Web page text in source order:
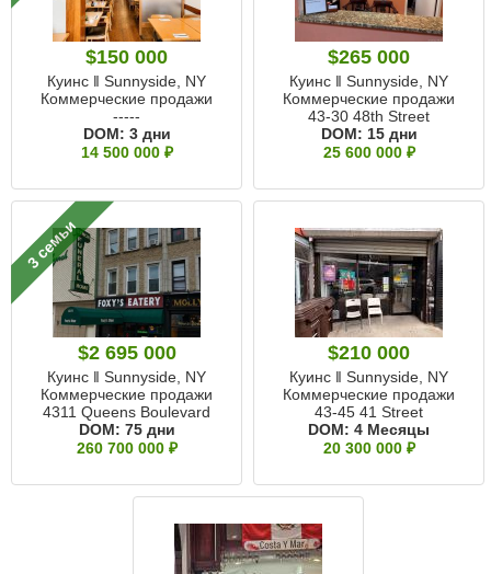
$150 000
Куинс ‖ Sunnyside, NY
Коммерческие продажи
-----
DOM: 3 дни
14 500 000 ₽
$265 000
Куинс ‖ Sunnyside, NY
Коммерческие продажи
43-30 48th Street
DOM: 15 дни
25 600 000 ₽
3 семьи
$2 695 000
Куинс ‖ Sunnyside, NY
Коммерческие продажи
4311 Queens Boulevard
DOM: 75 дни
260 700 000 ₽
$210 000
Куинс ‖ Sunnyside, NY
Коммерческие продажи
43-45 41 Street
DOM: 4 Месяцы
20 300 000 ₽